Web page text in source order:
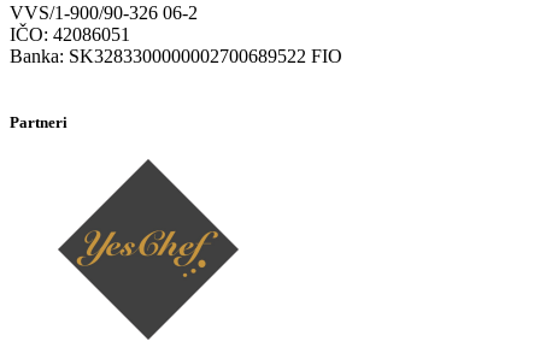
VVS/1-900/90-326 06-2
IČO: 42086051
Banka: SK3283300000002700689522 FIO
Partneri